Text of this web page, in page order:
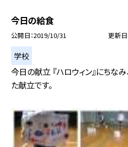
今日の給食
公開日 2019/10/31 更新日
学校
今日の献立 『ハロウィン』にちな
た献立です。